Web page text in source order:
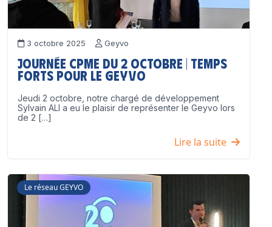
3 octobre 2025 Geyvo
Journée CPME du 2 octobre | Temps
forts pour le GEYVO
Jeudi 2 octobre, notre chargé de développement
Sylvain ALI a eu le plaisir de représenter le Geyvo lors
de 2 […]
Lire la suite
Le réseau GEYVO